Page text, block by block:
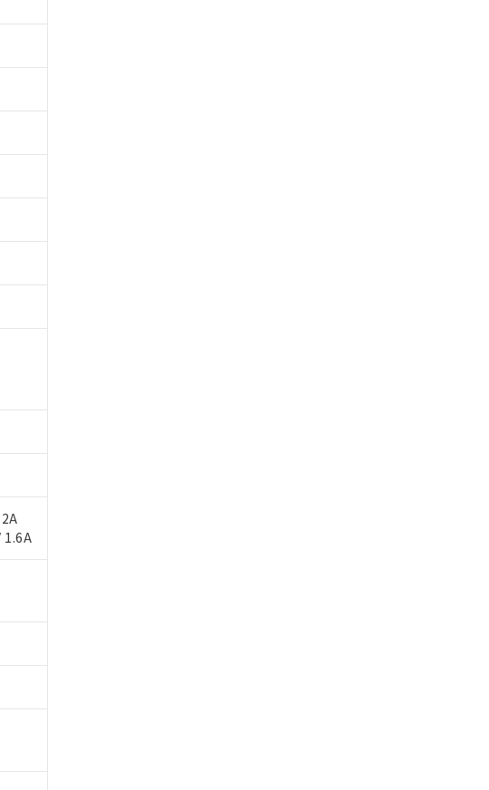
1.6A
格(税抜)を提供させていただ
あることをご了承ください。
合があることをご了承くださ
のオムロン制御機器販売店・
ご確認ください。
は開示しないようお願いしま
Webメンバーズにご登録され
当社および当社の共同利用者
商品です。
定のある商品です。
を出す予定はありません。
などやむを得ず変更すること
ルエーテル類(PBDE) 1000ppm以下、
ェニルエーテル類) : 1000ppm、
チルベンジル) : 1000ppm、
な影響を及ぼさない年数を意
品（以下｢規制貨物等」とい
は役務取引許可)を取得する
れないよう必要な手段を講じ
他武器並びにこれらの製造装
を当該第三者に通知します。
がある場合は、取り引きをい
客様担当のオムロン制御